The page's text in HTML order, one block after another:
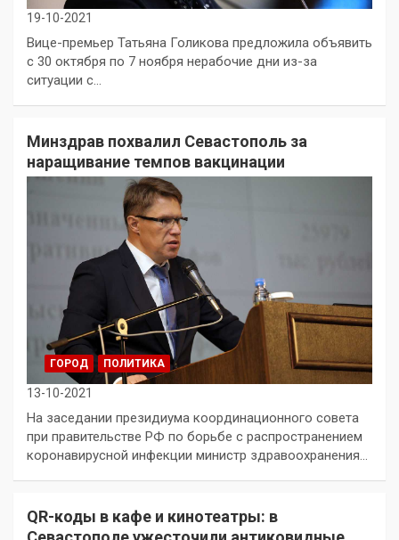
19-10-2021
Вице-премьер Татьяна Голикова предложила объявить
с 30 октября по 7 ноября нерабочие дни из-за
ситуации с…
Минздрав похвалил Севастополь за
наращивание темпов вакцинации
ГОРОД ПОЛИТИКА
13-10-2021
На заседании президиума координационного совета
при правительстве РФ по борьбе с распространением
коронавирусной инфекции министр здравоохранения…
QR-коды в кафе и кинотеатры: в